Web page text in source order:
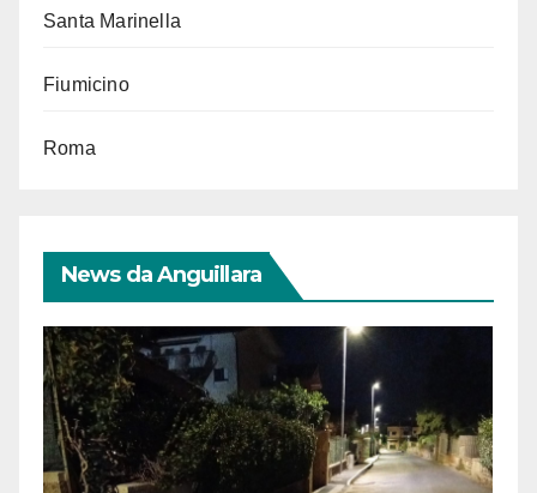
Santa Marinella
Fiumicino
Roma
News da Anguillara